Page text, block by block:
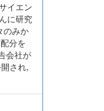
イエン
に研究
のみか
分を
会社が
され,